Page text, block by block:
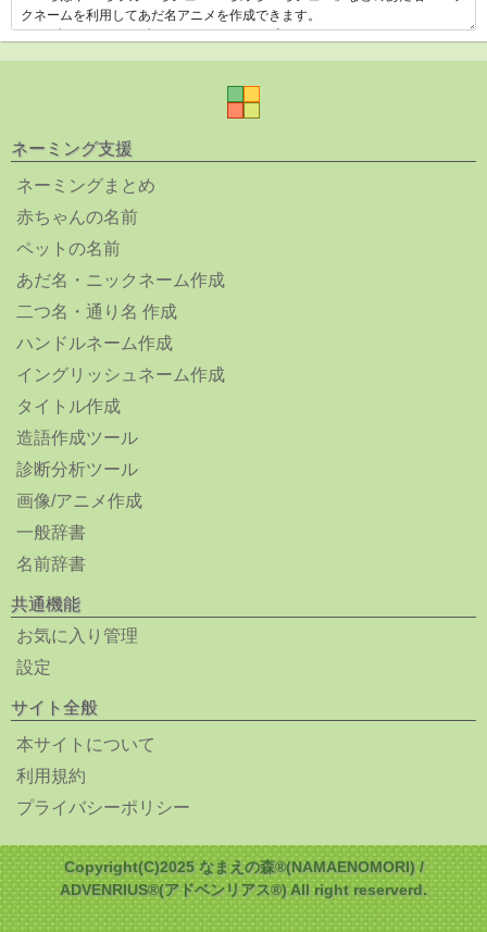
ネーミング支援
ネーミングまとめ
赤ちゃんの名前
ペットの名前
あだ名・ニックネーム作成
二つ名・通り名 作成
ハンドルネーム作成
イングリッシュネーム作成
タイトル作成
造語作成ツール
診断分析ツール
画像/アニメ作成
一般辞書
名前辞書
共通機能
お気に入り管理
設定
サイト全般
本サイトについて
利用規約
プライバシーポリシー
Copyright(C)2025 なまえの森®(NAMAENOMORI) /
ADVENRIUS®(アドベンリアス®) All right reserverd.